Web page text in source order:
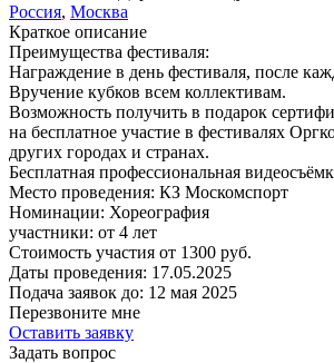
Россия, Москва
Краткое описание
Преимущества фестиваля:
Награждение в день фестиваля, после
Вручение кубков всем коллективам.
Возможность получить в подарок
на бесплатное участие в фестивалях
других городах и странах.
Бесплатная профессиональная
Место проведения: КЗ Москомспорт
Номинации: Хореография
участники: от 4 лет
Стоимость участия от 1300 руб.
Даты проведения: 17.05.2025
Подача заявок до: 12 мая 2025
Перезвоните мне
Оставить заявку
Задать вопрос